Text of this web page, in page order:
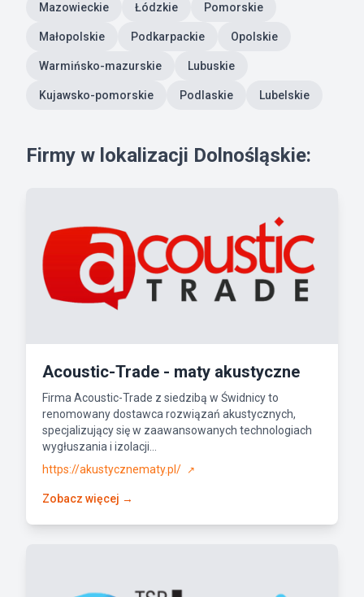
Mazowieckie Łódzkie Pomorskie
Małopolskie Podkarpackie Opolskie
Warmińsko-mazurskie Lubuskie
Kujawsko-pomorskie Podlaskie Lubelskie
Firmy w lokalizacji Dolnośląskie:
Acoustic-Trade - maty akustyczne
Firma Acoustic-Trade z siedzibą w Świdnicy to
renomowany dostawca rozwiązań akustycznych,
specjalizujący się w zaawansowanych technologiach
wygłuszania i izolacji...
https://akustycznematy.pl/
↗
Zobacz więcej →